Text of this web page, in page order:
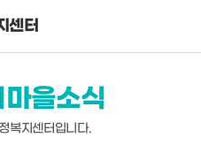
센터
을소식
복지센터입니다.